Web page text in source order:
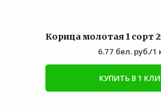
Корица молотая 1 сорт
6.77 бел. руб./1
КУПИТЬ В 1